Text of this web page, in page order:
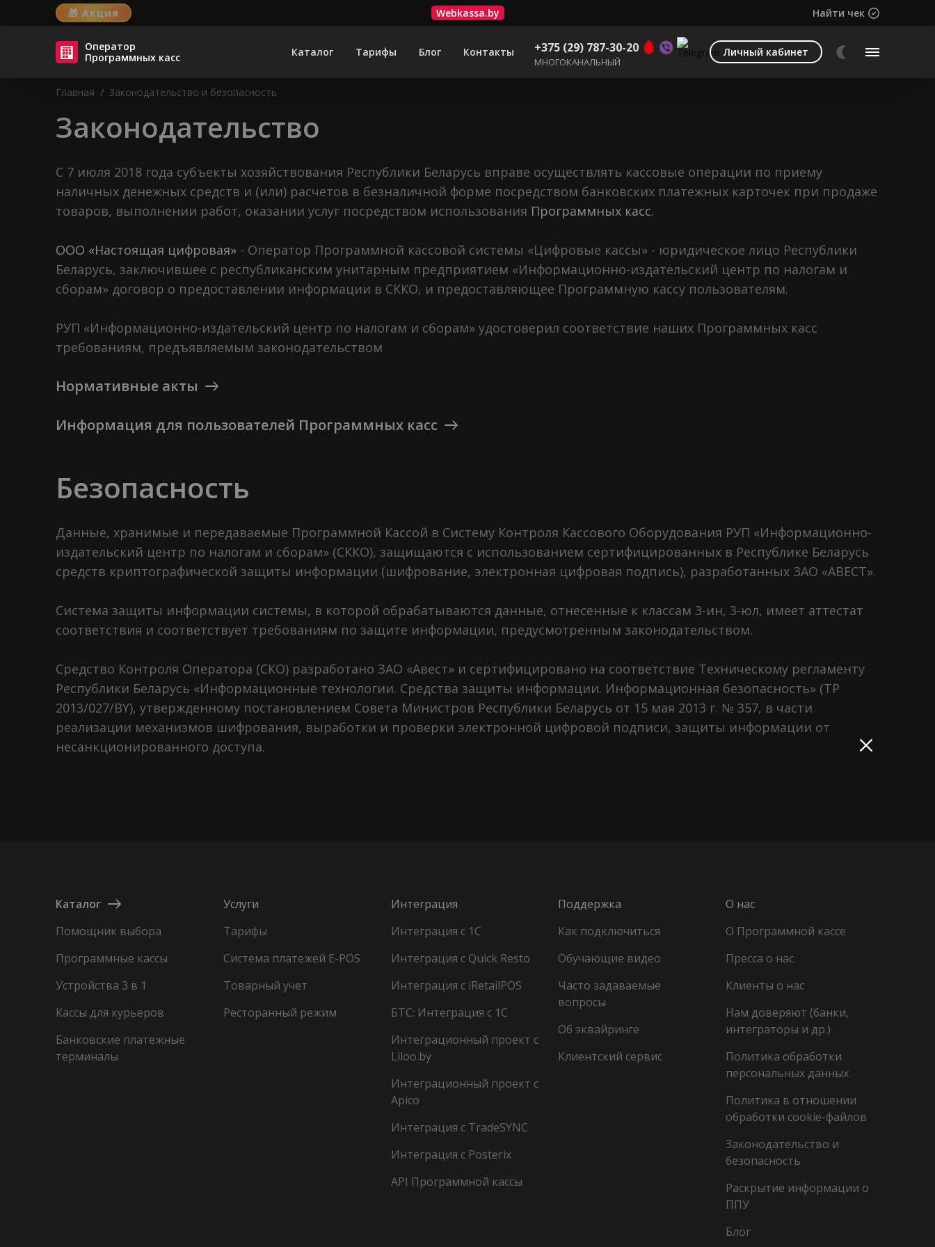
🎁 Акция Webkassa.by Найти чек
Оператор
Программных касс
Каталог Тарифы Блог Контакты +375 (29) 787-30-20
МНОГОКАНАЛЬНЫЙ
Личный кабинет
Главная / Законодательство и безопасность
Законодательство
С 7 июля 2018 года субъекты хозяйствования Республики Беларусь вправе осуществлять кассовые операции по приему
наличных денежных средств и (или) расчетов в безналичной форме посредством банковских платежных карточек при продаже
товаров, выполнении работ, оказании услуг посредством использования Программных касс.
ООО «Настоящая цифровая» - Оператор Программной кассовой системы «Цифровые кассы» - юридическое лицо Республики
Беларусь, заключившее с республиканским унитарным предприятием «Информационно-издательский центр по налогам и
сборам» договор о предоставлении информации в СККО, и предоставляющее Программную кассу пользователям.
РУП «Информационно-издательский центр по налогам и сборам» удостоверил соответствие наших Программных касс
требованиям, предъявляемым законодательством
Нормативные акты
Информация для пользователей Программных касс
Безопасность
Данные, хранимые и передаваемые Программной Кассой в Систему Контроля Кассового Оборудования РУП «Информационно-
издательский центр по налогам и сборам» (СККО), защищаются с использованием сертифицированных в Республике Беларусь
средств криптографической защиты информации (шифрование, электронная цифровая подпись), разработанных ЗАО «АВЕСТ».
Cистема защиты информации системы, в которой обрабатываются данные, отнесенные к классам 3-ин, 3-юл, имеет аттестат
соответствия и соответствует требованиям по защите информации, предусмотренным законодательством.
Средство Контроля Оператора (СКО) разработано ЗАО «Авест» и сертифицировано на соответствие Техническому регламенту
Республики Беларусь «Информационные технологии. Средства защиты информации. Информационная безопасность» (ТР
2013/027/BY), утвержденному постановлением Совета Министров Республики Беларусь от 15 мая 2013 г. № 357, в части
реализации механизмов шифрования, выработки и проверки электронной цифровой подписи, защиты информации от
несанкционированного доступа.
Каталог
Помощник выбора
Программные кассы
Устройства 3 в 1
Кассы для курьеров
Банковские платежные
терминалы
Услуги
Тарифы
Система платежей E-POS
Товарный учет
Ресторанный режим
Интеграция
Интеграция с 1С
Интеграция с Quick Resto
Интеграция с iRetailPOS
БТС: Интеграция с 1С
Интеграционный проект с
Liloo.by
Интеграционный проект с
Apico
Интеграция с TradeSYNC
Интеграция с Posterix
API Программной кассы
Поддержка
Как подключиться
Обучающие видео
Часто задаваемые
вопросы
Об эквайринге
Клиентский сервис
О нас
О Программной кассе
Пресса о нас
Клиенты о нас
Нам доверяют (банки,
интеграторы и др.)
Политика обработки
персональных данных
Политика в отношении
обработки cookie-файлов
Законодательство и
безопасность
Раскрытие информации о
ППУ
Блог